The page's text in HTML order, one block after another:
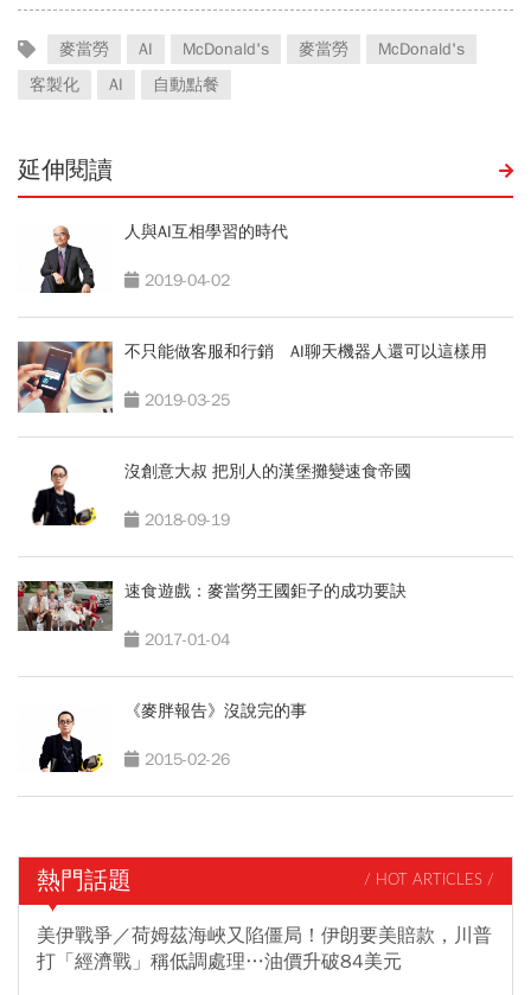
麥當勞 AI McDonald's 麥當勞
McDonald's
客製化
AI 自動點餐
延伸閱讀
人與AI互相學習的時代
2019-04-02
不只能做客服和行銷 AI聊天機器人還可以這樣用
2019-03-25
沒創意大叔 把別人的漢堡攤變速食帝國
2018-09-19
速食遊戲：麥當勞王國鉅子的成功要訣
2017-01-04
《麥胖報告》沒說完的事
2015-02-26
熱門話題 / HOT ARTICLES /
美伊戰爭／荷姆茲海峽又陷僵局！伊朗要美賠款，川普
打「經濟戰」稱低調處理…油價升破84美元